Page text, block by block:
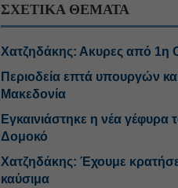
ΣΧΕΤΙΚΑ ΘΕΜΑΤΑ
Χατζηδάκης: Ακυρες από 1η
Περιοδεία επτά υπουργών
Μακεδονία
Εγκαινιάστηκε η νέα
Δομοκό
Χατζηδάκης: Έχουμε
καύσιμα